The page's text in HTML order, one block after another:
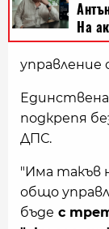
управление
подкрепя
ДПС.
"Има такъв
общо
бъде с